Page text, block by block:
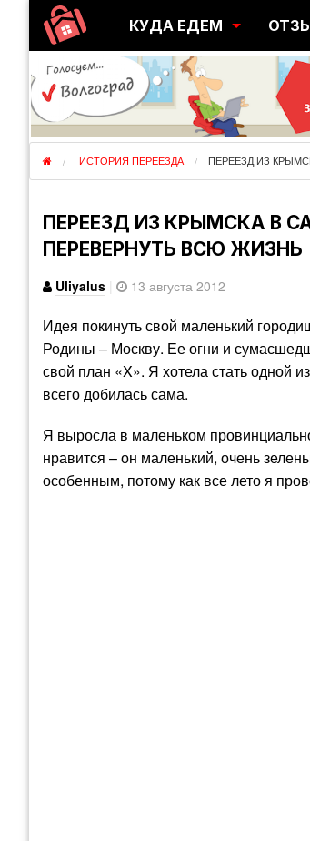
КУДА ЕДЕМ
ГОРОДА
РЕГИОНЫ
ИСТОРИЯ ПЕРЕЕЗДА ПЕРЕЕЗД ИЗ
ПЕРЕЕЗД ИЗ КРЫМСКА В
ПЕРЕВЕРНУТЬ ВСЮ ЖИЗНЬ
Uliyalus 13 августа 2012
Идея покинуть свой маленький
Родины – Москву. Ее огни и
свой план «X». Я хотела стать одной
всего добилась сама.
Я выросла в маленьком
нравится – он маленький, очень
особенным, потому как все лето я